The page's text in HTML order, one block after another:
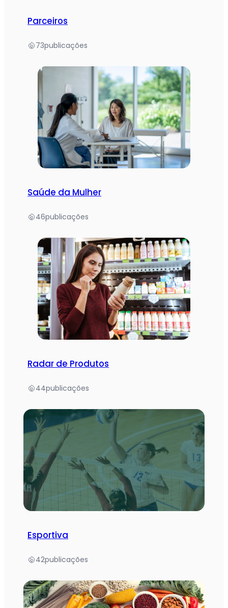
Parceiros
73publicações
Saúde da Mulher
46publicações
Radar de Produtos
44publicações
Esportiva
42publicações